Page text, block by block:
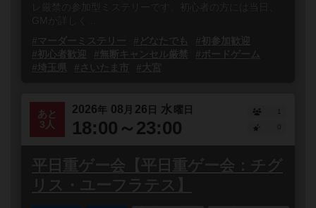
レ厳禁の参加型ミステリーです。初心者の方には当日、
GMが詳しく...
#マーダーミステリー
#どなたでも
#初参加歓迎
#初心者歓迎
#無断キャンセル厳禁
#ボードゲーム
#埼玉県
#さいたま市 #大宮
あと
3人
2026年 08 月 26 日 水 曜日
18:00～23:00
1
平日重ゲー会【平日重ゲー会：チグ
リス・ユーフラテス】